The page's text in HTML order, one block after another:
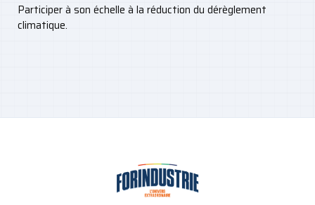
Participer à son échelle à la réduction du dérèglement
climatique.